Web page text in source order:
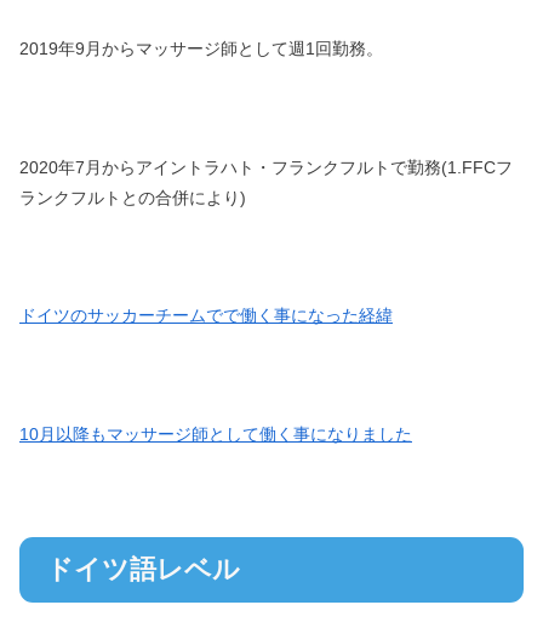
2019年9月からマッサージ師として週1回勤務。
2020年7月からアイントラハト・フランクフルトで勤務(1.FFCフ
ランクフルトとの合併により)
ドイツのサッカーチームでで働く事になった経緯
10月以降もマッサージ師として働く事になりました
ドイツ語レベル